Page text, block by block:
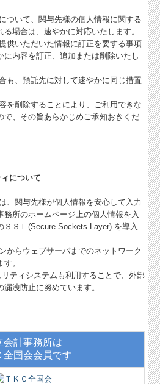
ついて、関与先様の個人情報に関する
場合は、速やかに対応いたします。
供いただいた情報に訂正を要する事項
に内容を訂正、追加または削除いたし
も、預託先に対して速やかに同じ措置
を削除することにより、ご利用できな
で、その旨あらかじめご承知おきくだ
について
、関与先様が個人情報を安心して入力
務所のホームページ上の個人情報を入
ＳＳＬ(Secure Sockets Layer) を導入
からウェブサーバまでのネットワーク
。
ティシステムも利用することで、外部
洩防止に努めています。
会計事務所は
全国会会員です